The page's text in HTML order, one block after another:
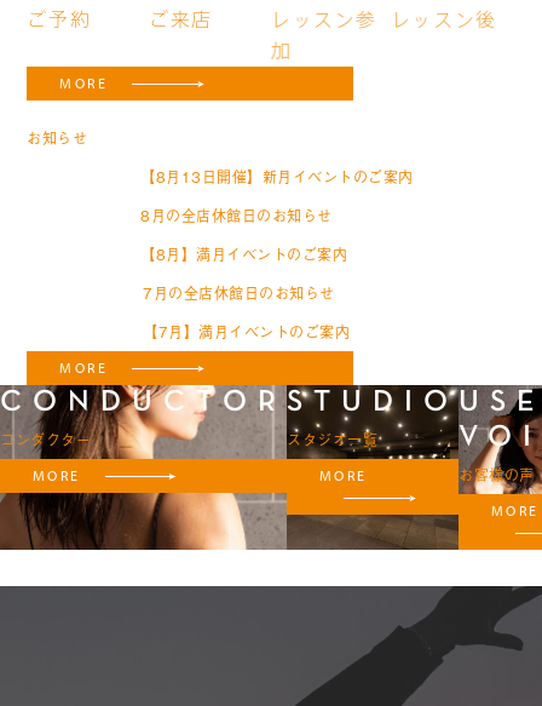
ご予約 ご来店
レッスン参
加
レッスン後
MORE
お知らせ
【8月13日開催】新月イベントのご案内
2026.07.248月の全店休館日のお知らせ
【8月】満月イベントのご案内
2026.06.247月の全店休館日のお知らせ
【7月】満月イベントのご案内
MORE
CONDUCTOR
コンダクター
MORE
STUDIO
スタジオ一覧
MORE お客様の声
MORE